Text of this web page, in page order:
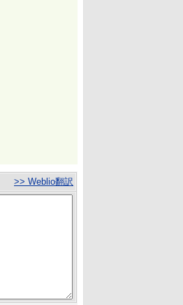
>> Weblio翻訳